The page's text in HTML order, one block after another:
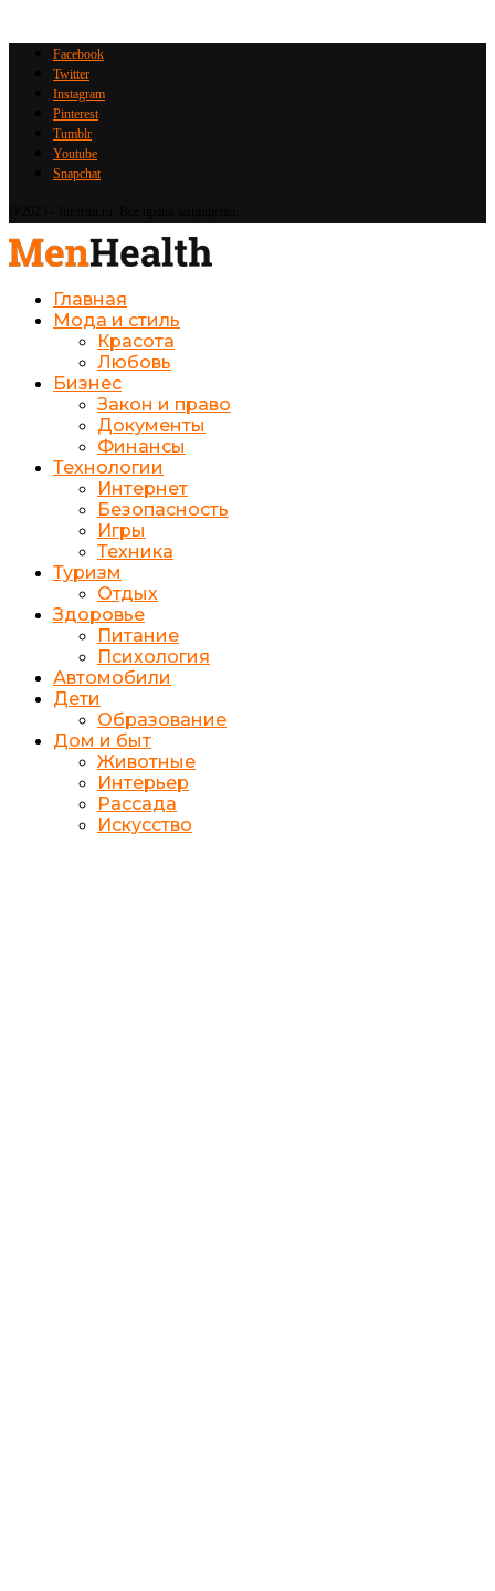
Facebook
Twitter
Instagram
Pinterest
Tumblr
Youtube
Snapchat
Главная
Мода и стиль
Красота
Любовь
Бизнес
Закон и право
Документы
Финансы
Технологии
Интернет
Безопасность
Игры
Техника
Туризм
Отдых
Здоровье
Питание
Психология
Автомобили
Дети
Образование
Дом и быт
Животные
Интерьер
Рассада
Искусство